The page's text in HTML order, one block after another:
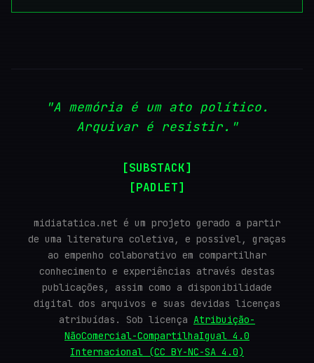
"A memória é um ato político.
Arquivar é resistir."
[SUBSTACK]
[PADLET]
midiatatica.net é um projeto gerado a partir
de uma literatura coletiva, e possível, graças
ao empenho colaborativo em compartilhar
conhecimento e experiências através destas
publicações, assim como a disponibilidade
digital dos arquivos e suas devidas licenças
atribuídas. Sob licença Atribuição-
NãoComercial-CompartilhaIgual 4.0
Internacional (CC BY-NC-SA 4.0)